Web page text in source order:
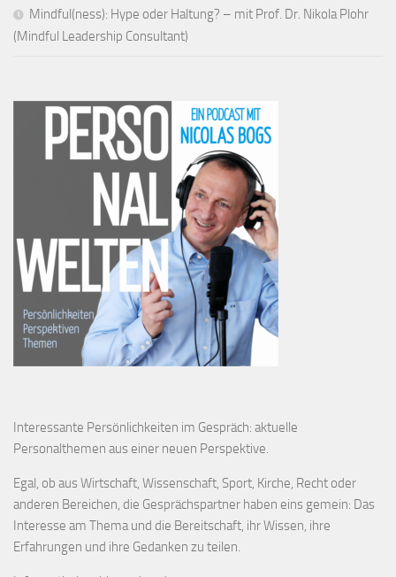
Mindful(ness): Hype oder Haltung? – mit Prof. Dr. Nikola Plohr
(Mindful Leadership Consultant)
Interessante Persönlichkeiten im Gespräch: aktuelle
Personalthemen aus einer neuen Perspektive.
Egal, ob aus Wirtschaft, Wissenschaft, Sport, Kirche, Recht oder
anderen Bereichen, die Gesprächspartner haben eins gemein: Das
Interesse am Thema und die Bereitschaft, ihr Wissen, ihre
Erfahrungen und ihre Gedanken zu teilen.